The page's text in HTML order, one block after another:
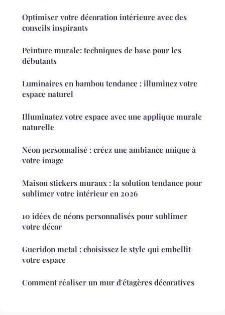
Optimiser votre décoration intérieure avec des
conseils inspirants
Peinture murale: techniques de base pour les
débutants
Luminaires en bambou tendance : illuminez votre
espace naturel
Illuminatez votre espace avec une applique murale
naturelle
Néon personnalisé : créez une ambiance unique à
votre image
Maison stickers muraux : la solution tendance pour
sublimer votre intérieur en 2026
10 idées de néons personnalisés pour sublimer
votre décor
Gueridon metal : choisissez le style qui embellit
votre espace
Comment réaliser un mur d'étagères décoratives